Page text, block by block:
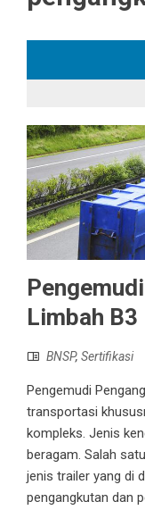
Limbah B3
BNSP, Sertifikasi
Pengemudi
transportasi
kompleks. Jenis
beragam. Salah
jenis trailer yang di
pengangkutan dan